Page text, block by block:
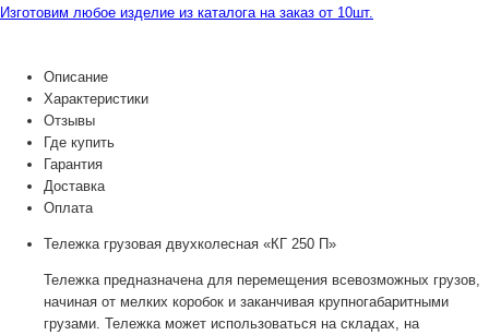
Изготовим любое изделие из каталога на заказ от 10шт.
Описание
Характеристики
Отзывы
Где купить
Гарантия
Доставка
Оплата
Тележка грузовая двухколесная «КГ 250 П»
Тележка предназначена для перемещения всевозможных грузов,
начиная от мелких коробок и заканчивая крупногабаритными
грузами. Тележка может использоваться на складах, на